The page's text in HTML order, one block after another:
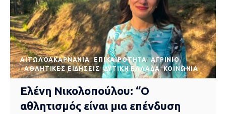
AΙΤΩΛΟΑΚΑΡΝΑΝΊΑ EΠΙΚΑΙΡΌΤΗΤΑ
ΑΓΡΊΝΙΟ
ΑΘΛΗΤΙΚΈΣ ΕΙΔΉΣΕΙΣ
ΔΥΤΙΚΉ ΕΛΛΆΔΑ ΚΟΙΝΩΝΊΑ
Ελένη Νικολοπούλου: “Ο
αθλητισμός είναι μια επένδυση